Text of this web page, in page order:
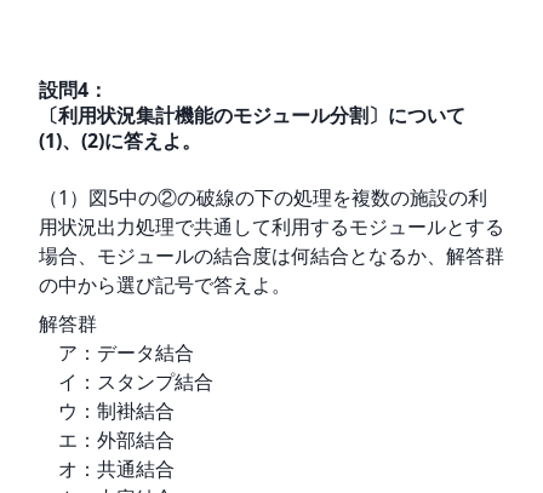
設問4 ：
〔利用状況集計機能のモジュール分割〕について
(1)、(2)に答えよ。
（1）図5中の②の破線の下の処理を複数の施設の利
用状況出力処理で共通して利用するモジュールとする
場合、モジュールの結合度は何結合となるか、解答群
の中から選び記号で答えよ。
解答群
ア：データ結合
イ：スタンプ結合
ウ：制褂結合
エ：外部結合
オ：共通結合